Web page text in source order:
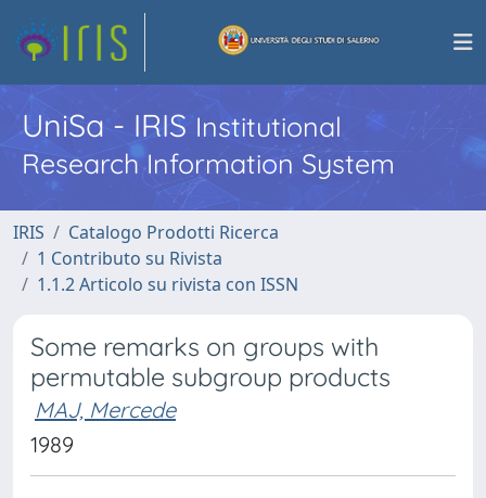
UniSa - IRISInstitutional
Research Information System
IRIS
Catalogo Prodotti Ricerca
1 Contributo su Rivista
1.1.2 Articolo su rivista con ISSN
Some remarks on groups with
permutable subgroup products
MAJ, Mercede
1989